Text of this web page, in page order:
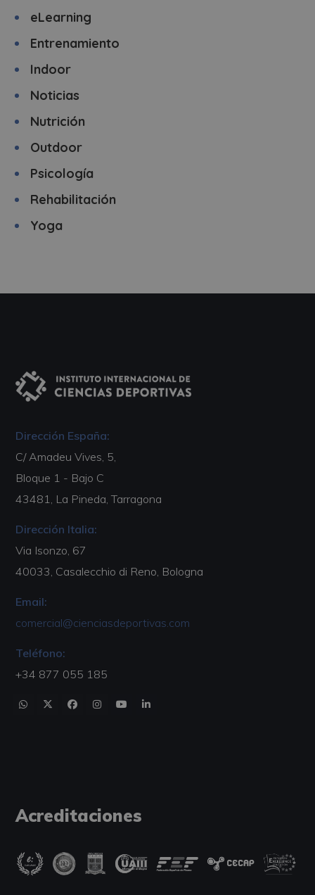
eLearning
Entrenamiento
Indoor
Noticias
Nutrición
Outdoor
Psicología
Rehabilitación
Yoga
Dirección España:
C/ Amadeu Vives, 5,
Bloque 1 - Bajo C
43481, La Pineda, Tarragona
Dirección Italia:
Via Isonzo, 67
40033, Casalecchio di Reno, Bologna
Email:
comercial@cienciasdeportivas.com
Teléfono:
+34 877 055 185
Acreditaciones